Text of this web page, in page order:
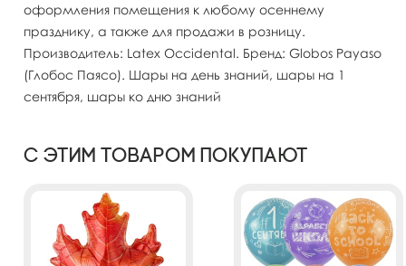
оформления помещения к любому осеннему
празднику, а также для продажи в розницу.
Производитель: Latex Occidental. Бренд: Globos Payaso
(Глобос Паясо). Шары на день знаний, шары на 1
сентября, шары ко дню знаний
С этим товаром покупают